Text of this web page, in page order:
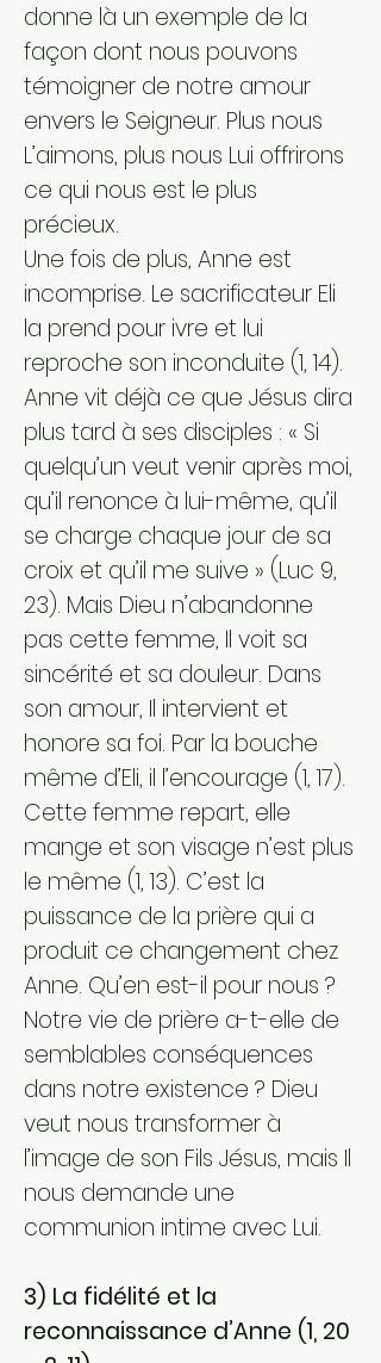
donne là un exemple de la
façon dont nous pouvons
témoigner de notre amour
envers le Seigneur. Plus nous
L’aimons, plus nous Lui offrirons
ce qui nous est le plus
précieux.
Une fois de plus, Anne est
incomprise. Le sacrificateur Eli
la prend pour ivre et lui
reproche son inconduite (1, 14).
Anne vit déjà ce que Jésus dira
plus tard à ses disciples : « Si
quelqu’un veut venir après moi,
qu’il renonce à lui-même, qu’il
se charge chaque jour de sa
croix et qu’il me suive » (Luc 9,
23). Mais Dieu n’abandonne
pas cette femme, Il voit sa
sincérité et sa douleur. Dans
son amour, Il intervient et
honore sa foi. Par la bouche
même d’Eli, il l’encourage (1, 17).
Cette femme repart, elle
mange et son visage n’est plus
le même (1, 13). C’est la
puissance de la prière qui a
produit ce changement chez
Anne. Qu’en est-il pour nous ?
Notre vie de prière a-t-elle de
semblables conséquences
dans notre existence ? Dieu
veut nous transformer à
l’image de son Fils Jésus, mais Il
nous demande une
communion intime avec Lui.
3) La fidélité et la
reconnaissance d’Anne (1, 20